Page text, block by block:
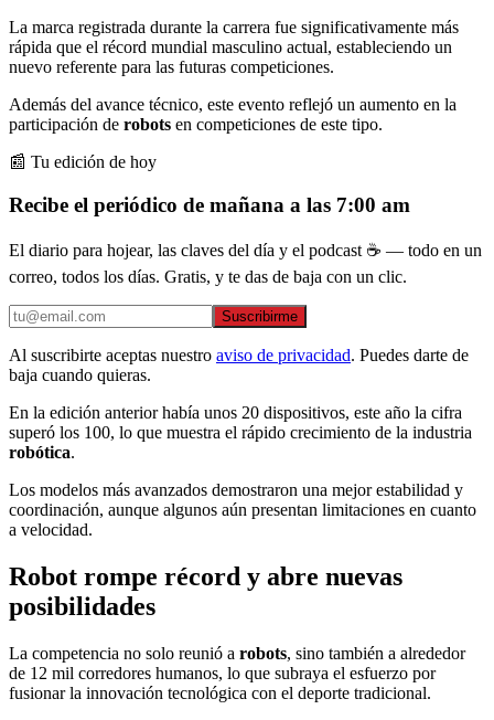
La marca registrada durante la carrera fue significativamente más
rápida que el récord mundial masculino actual, estableciendo un
nuevo referente para las futuras competiciones.
Además del avance técnico, este evento reflejó un aumento en la
participación de robots en competiciones de este tipo.
📰 Tu edición de hoy
Recibe el periódico de mañana a las 7:00 am
El diario para hojear, las claves del día y el podcast ☕ — todo en un
correo, todos los días. Gratis, y te das de baja con un clic.
Suscribirme
Al suscribirte aceptas nuestro aviso de privacidad. Puedes darte de
baja cuando quieras.
En la edición anterior había unos 20 dispositivos, este año la cifra
superó los 100, lo que muestra el rápido crecimiento de la industria
robótica.
Los modelos más avanzados demostraron una mejor estabilidad y
coordinación, aunque algunos aún presentan limitaciones en cuanto
a velocidad.
Robot rompe récord y abre nuevas
posibilidades
La competencia no solo reunió a robots, sino también a alrededor
de 12 mil corredores humanos, lo que subraya el esfuerzo por
fusionar la innovación tecnológica con el deporte tradicional.